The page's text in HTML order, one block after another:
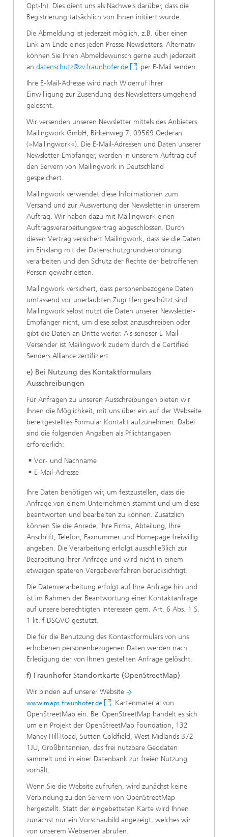
Opt-In). Dies dient uns als Nachweis darüber, dass die
Registrierung tatsächlich von Ihnen initiiert wurde.
Die Abmeldung ist jederzeit möglich, z.B. über einen
Link am Ende eines jeden Presse-Newsletters. Alternativ
können Sie Ihren Abmeldewunsch gerne auch jederzeit
an datenschutz@zv.fraunhofer.de
per E-Mail senden.
Ihre E-Mail-Adresse wird nach Widerruf Ihrer
Einwilligung zur Zusendung des Newsletters umgehend
gelöscht.
Wir versenden unseren Newsletter mittels des Anbieters
Mailingwork GmbH, Birkenweg 7, 09569 Oederan
(»Mailingwork«). Die E-Mail-Adressen und Daten unserer
Newsletter-Empfänger, werden in unserem Auftrag auf
den Servern von Mailingwork in Deutschland
gespeichert.
Mailingwork verwendet diese Informationen zum
Versand und zur Auswertung der Newsletter in unserem
Auftrag. Wir haben dazu mit Mailingwork einen
Auftragsverarbeitungsvertrag abgeschlossen. Durch
diesen Vertrag versichert Mailingwork, dass sie die Daten
im Einklang mit der Datenschutzgrundverordnung
verarbeiten und den Schutz der Rechte der betroffenen
Person gewährleisten.
Mailingwork versichert, dass personenbezogene Daten
umfassend vor unerlaubten Zugriffen geschützt sind.
Mailingwork selbst nutzt die Daten unserer Newsletter-
Empfänger nicht, um diese selbst anzuschreiben oder
gibt die Daten an Dritte weiter. Als seriöser E-Mail-
Versender ist Mailingwork zudem durch die Certified
Senders Alliance zertifiziert.
e) Bei Nutzung des Kontaktformulars
Ausschreibungen
Für Anfragen zu unseren Ausschreibungen bieten wir
Ihnen die Möglichkeit, mit uns über ein auf der Webseite
bereitgestelltes Formular Kontakt aufzunehmen. Dabei
sind die folgenden Angaben als Pflichtangaben
erforderlich:
Vor- und Nachname
E-Mail-Adresse
Ihre Daten benötigen wir, um festzustellen, dass die
Anfrage von einem Unternehmen stammt und um diese
beantworten und bearbeiten zu können. Zusätzlich
können Sie die Anrede, Ihre Firma, Abteilung, Ihre
Anschrift, Telefon, Faxnummer und Homepage freiwillig
angeben. Die Verarbeitung erfolgt ausschließlich zur
Bearbeitung Ihrer Anfrage und wird nicht in einem
etwaigen späteren Vergabeverfahren berücksichtigt.
Die Datenverarbeitung erfolgt auf Ihre Anfrage hin und
ist im Rahmen der Beantwortung einer Kontaktanfrage
auf unsere berechtigten Interessen gem. Art. 6 Abs. 1 S.
1 lit. f DSGVO gestützt.
Die für die Benutzung des Kontaktformulars von uns
erhobenen personenbezogenen Daten werden nach
Erledigung der von Ihnen gestellten Anfrage gelöscht.
f) Fraunhofer Standortkarte (OpenStreetMap)
Wir binden auf unserer Website
www.maps.fraunhofer.de
Kartenmaterial von
OpenStreetMap ein. Bei OpenStreetMap handelt es sich
um ein Projekt der OpenStreetMap Foundation, 132
Maney Hill Road, Sutton Coldfield, West Midlands B72
1JU, Großbritannien, das frei nutzbare Geodaten
sammelt und in einer Datenbank zur freien Nutzung
vorhält.
Wenn Sie die Website aufrufen, wird zunächst keine
Verbindung zu den Servern von OpenStreetMap
hergestellt. Statt der eingebetteten Karte wird Ihnen
zunächst nur ein Vorschaubild angezeigt, welches wir
von unserem Webserver abrufen.